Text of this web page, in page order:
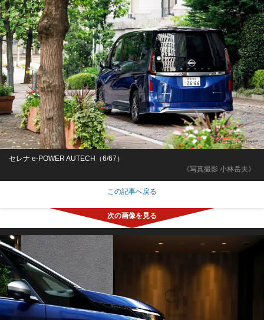
《写真撮影 小林岳夫》
セレナ e-POWER AUTECH（6/67）
この記事へ戻る